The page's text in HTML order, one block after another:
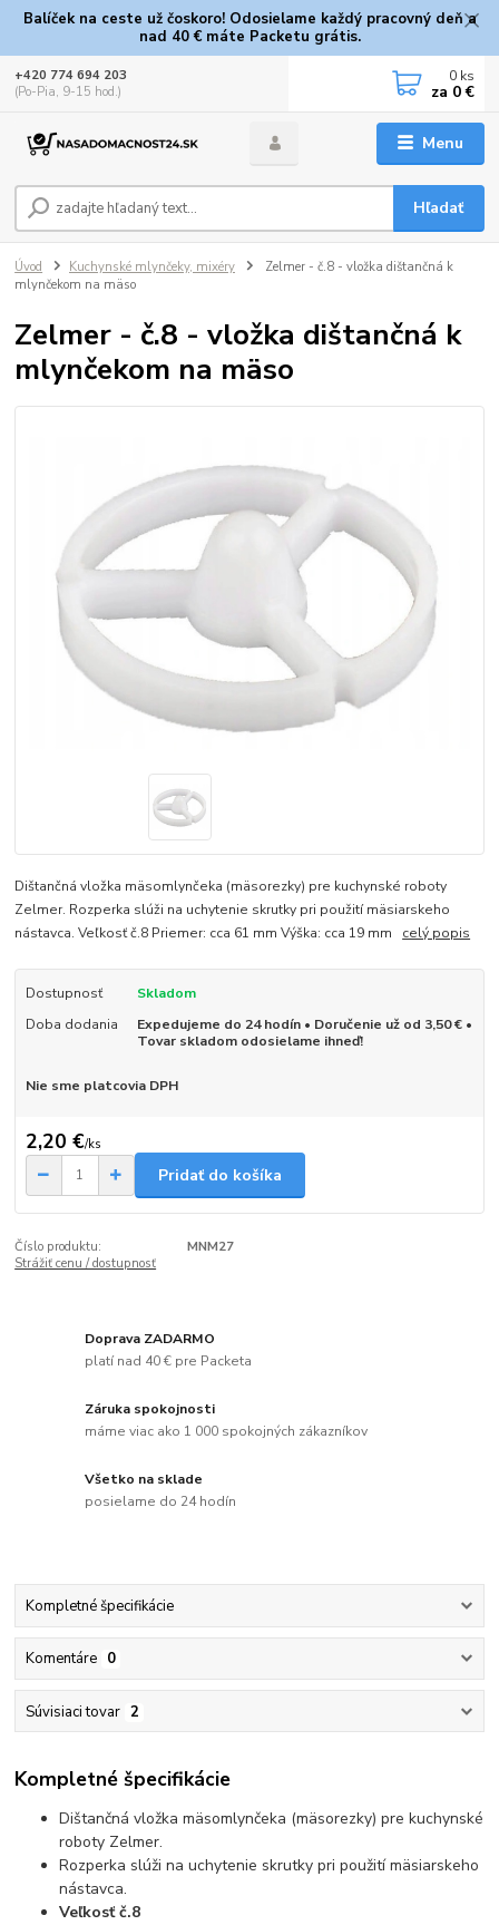
Balíček na ceste už čoskoro! Odosielame každý pracovný deň a
nad 40 € máte Packetu grátis.
Menu
Hľadať
+420 774 694 203
(Po-Pia, 9-15 hod.)
0 ks
za 0 €
Úvod Kuchynské mlynčeky, mixéry
Zelmer - č.8 - vložka dištančná k
mlynčekom na mäso
Zelmer - č.8 - vložka dištančná k
mlynčekom na mäso
Dištančná vložka mäsomlynčeka (mäsorezky) pre kuchynské roboty
Zelmer. Rozperka slúži na uchytenie skrutky pri použití mäsiarskeho
nástavca. Veľkosť č.8 Priemer: cca 61 mm Výška: cca 19 mm celý popis
Dostupnosť
Skladom
Doba dodania
Expedujeme do 24 hodín • Doručenie už od 3,50 € •
Tovar skladom odosielame ihneď!
Nie sme platcovia DPH
2,20 €/ks
Pridať do košíka
Číslo produktu:
MNM27
Strážiť cenu / dostupnosť
Doprava ZADARMO
platí nad 40 € pre Packeta
Záruka spokojnosti
máme viac ako 1 000 spokojných zákazníkov
Všetko na sklade
posielame do 24 hodín
Kompletné špecifikácie
Komentáre 0
Súvisiaci tovar 2
Kompletné špecifikácie
Dištančná vložka mäsomlynčeka (mäsorezky) pre kuchynské
roboty Zelmer.
Rozperka slúži na uchytenie skrutky pri použití mäsiarskeho
nástavca.
Veľkosť č.8